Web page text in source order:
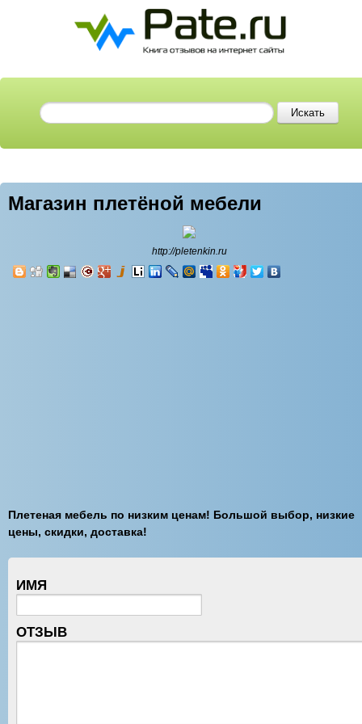
Магазин плетёной мебели
http://pletenkin.ru
Плетеная мебель по низким ценам! Большой выбор, низкие
цены, скидки, доставка!
ИМЯ
ОТЗЫВ